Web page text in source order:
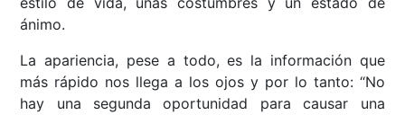
ánimo.
La apariencia, pese a todo, es la información que
más rápido nos llega a los ojos y por lo tanto: “No
hay una segunda oportunidad para causar una